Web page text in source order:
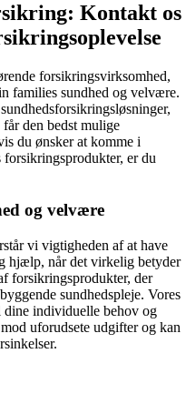
Kontakt os
forsikringsvirksomhed,
families sundhed og velvære.
den bedst mulige
du ønsker at komme i
er du
og velvære
vi vigtigheden af at have
hjælp, når det virkelig betyder
forsikringsprodukter, der
sundhedspleje. Vores
individuelle behov og
uforudsete udgifter og kan